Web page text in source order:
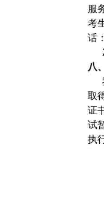
服
考
话
八
取
证
试
执